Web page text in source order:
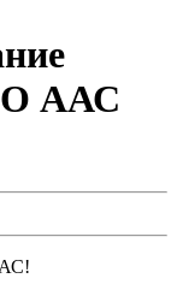
ААС